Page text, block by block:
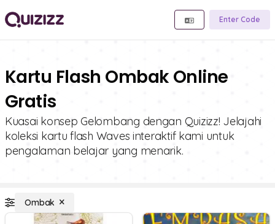
Enter Code
Kartu Flash Ombak Online
Gratis
Kuasai konsep Gelombang dengan Quizizz! Jelajahi
koleksi kartu flash Waves interaktif kami untuk
pengalaman belajar yang menarik.
Ombak